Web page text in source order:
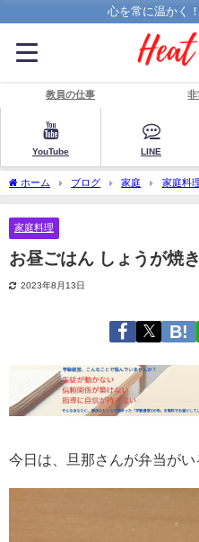
心を常に温かく
教員の仕事
YouTube LINE
ホーム ブログ 家庭 家庭料
家庭料理
お昼ごはん しょうが焼
2023年8月13日
今日は、旦那さんが弁当がい